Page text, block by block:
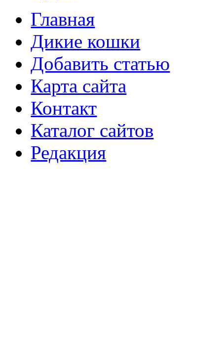
Главная
Дикие кошки
Добавить статью
Карта сайта
Контакт
Каталог сайтов
Редакция